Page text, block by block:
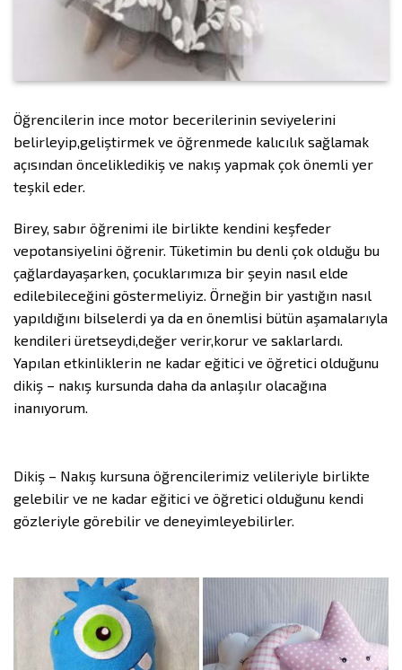
Öğrencilerin ince motor becerilerinin seviyelerini
belirleyip,geliştirmek ve öğrenmede kalıcılık sağlamak
açısından öncelikledikiş ve nakış yapmak çok önemli yer
teşkil eder.
Birey, sabır öğrenimi ile birlikte kendini keşfeder
vepotansiyelini öğrenir. Tüketimin bu denli çok olduğu bu
çağlardayaşarken, çocuklarımıza bir şeyin nasıl elde
edilebileceğini göstermeliyiz. Örneğin bir yastığın nasıl
yapıldığını bilselerdi ya da en önemlisi bütün aşamalarıyla
kendileri üretseydi,değer verir,korur ve saklarlardı.
Yapılan etkinliklerin ne kadar eğitici ve öğretici olduğunu
dikiş – nakış kursunda daha da anlaşılır olacağına
inanıyorum.
Dikiş – Nakış kursuna öğrencilerimiz velileriyle birlikte
gelebilir ve ne kadar eğitici ve öğretici olduğunu kendi
gözleriyle görebilir ve deneyimleyebilirler.